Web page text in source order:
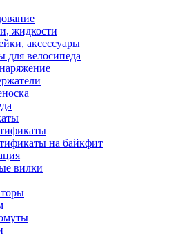
жидкости
аксессуары
для велосипеда
на байкфит
вилки